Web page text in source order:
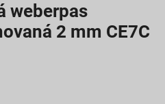
weberpas
2 mm CE7C